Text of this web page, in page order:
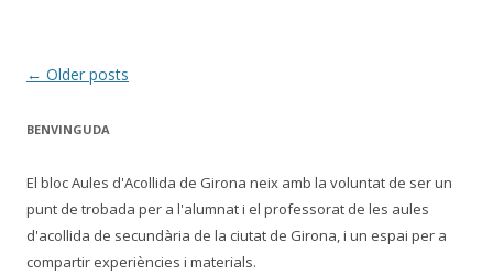
Post
← Older posts
BENVINGUDA
El bloc Aules d'Acollida de Girona neix amb la voluntat de ser un
punt de trobada per a l'alumnat i el professorat de les aules
d'acollida de secundària de la ciutat de Girona, i un espai per a
compartir experiències i materials.